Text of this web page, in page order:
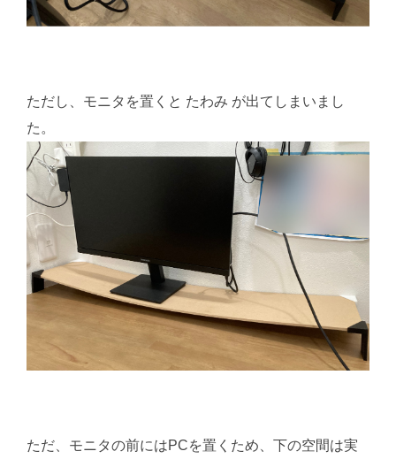
ただし、モニタを置くと たわみ が出てしまいまし
た。
ただ、モニタの前にはPCを置くため、下の空間は実